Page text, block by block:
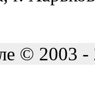
© 2003 -